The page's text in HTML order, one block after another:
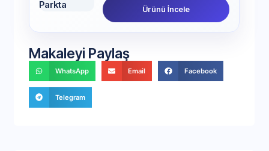
Ürünü İncele
Makaleyi Paylaş
WhatsApp Email Facebook
Telegram